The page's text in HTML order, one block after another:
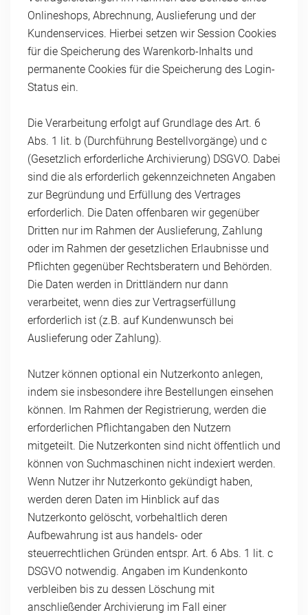
Onlineshops, Abrechnung, Auslieferung und der
Kundenservices. Hierbei setzen wir Session Cookies
für die Speicherung des Warenkorb-Inhalts und
permanente Cookies für die Speicherung des Login-
Status ein.
Die Verarbeitung erfolgt auf Grundlage des Art. 6
Abs. 1 lit. b (Durchführung Bestellvorgänge) und c
(Gesetzlich erforderliche Archivierung) DSGVO. Dabei
sind die als erforderlich gekennzeichneten Angaben
zur Begründung und Erfüllung des Vertrages
erforderlich. Die Daten offenbaren wir gegenüber
Dritten nur im Rahmen der Auslieferung, Zahlung
oder im Rahmen der gesetzlichen Erlaubnisse und
Pflichten gegenüber Rechtsberatern und Behörden.
Die Daten werden in Drittländern nur dann
verarbeitet, wenn dies zur Vertragserfüllung
erforderlich ist (z.B. auf Kundenwunsch bei
Auslieferung oder Zahlung).
Nutzer können optional ein Nutzerkonto anlegen,
indem sie insbesondere ihre Bestellungen einsehen
können. Im Rahmen der Registrierung, werden die
erforderlichen Pflichtangaben den Nutzern
mitgeteilt. Die Nutzerkonten sind nicht öffentlich und
können von Suchmaschinen nicht indexiert werden.
Wenn Nutzer ihr Nutzerkonto gekündigt haben,
werden deren Daten im Hinblick auf das
Nutzerkonto gelöscht, vorbehaltlich deren
Aufbewahrung ist aus handels- oder
steuerrechtlichen Gründen entspr. Art. 6 Abs. 1 lit. c
DSGVO notwendig. Angaben im Kundenkonto
verbleiben bis zu dessen Löschung mit
anschließender Archivierung im Fall einer